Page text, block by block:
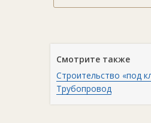
Смотрите также
Строительство «под
Трубопровод